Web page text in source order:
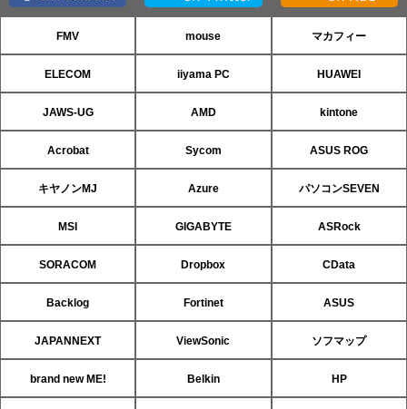
FMV mouse マカフィー
ELECOM iiyama PC HUAWEI
JAWS-UG AMD kintone
Acrobat Sycom ASUS ROG
キヤノンMJ Azure パソコンSEVEN
MSI GIGABYTE ASRock
SORACOM Dropbox CData
Backlog Fortinet ASUS
JAPANNEXT ViewSonic ソフマップ
brand new ME! Belkin HP